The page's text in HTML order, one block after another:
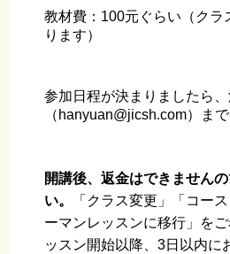
教材費：100元ぐらい（クラ
ります）
参加日程が決まりましたら
（hanyuan@jicsh.com）ま
開講後、 返金はできません
い。
「クラス変更」「コー
ーマンレッスンに移行」を
ッスン開始以降、3日以内に